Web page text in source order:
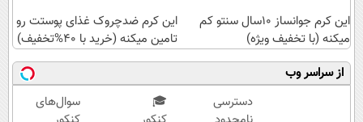
این کرم جوانساز 10سال سنتو کم
میکنه (با تخفیف ویژه)
این کرم ضدچروک غذای پوستت رو
تامین میکنه (خرید با 40%تخفیف)
از سراسر وب
دسترسی
🎓
سوال‌های